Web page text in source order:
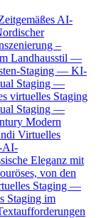
AI-
–
Landhausstil —
Staging — KI-
Staging —
virtuelles Staging
Staging —
Modern
Virtuelles
AI-
Eleganz mit
von den
Staging —
Staging im